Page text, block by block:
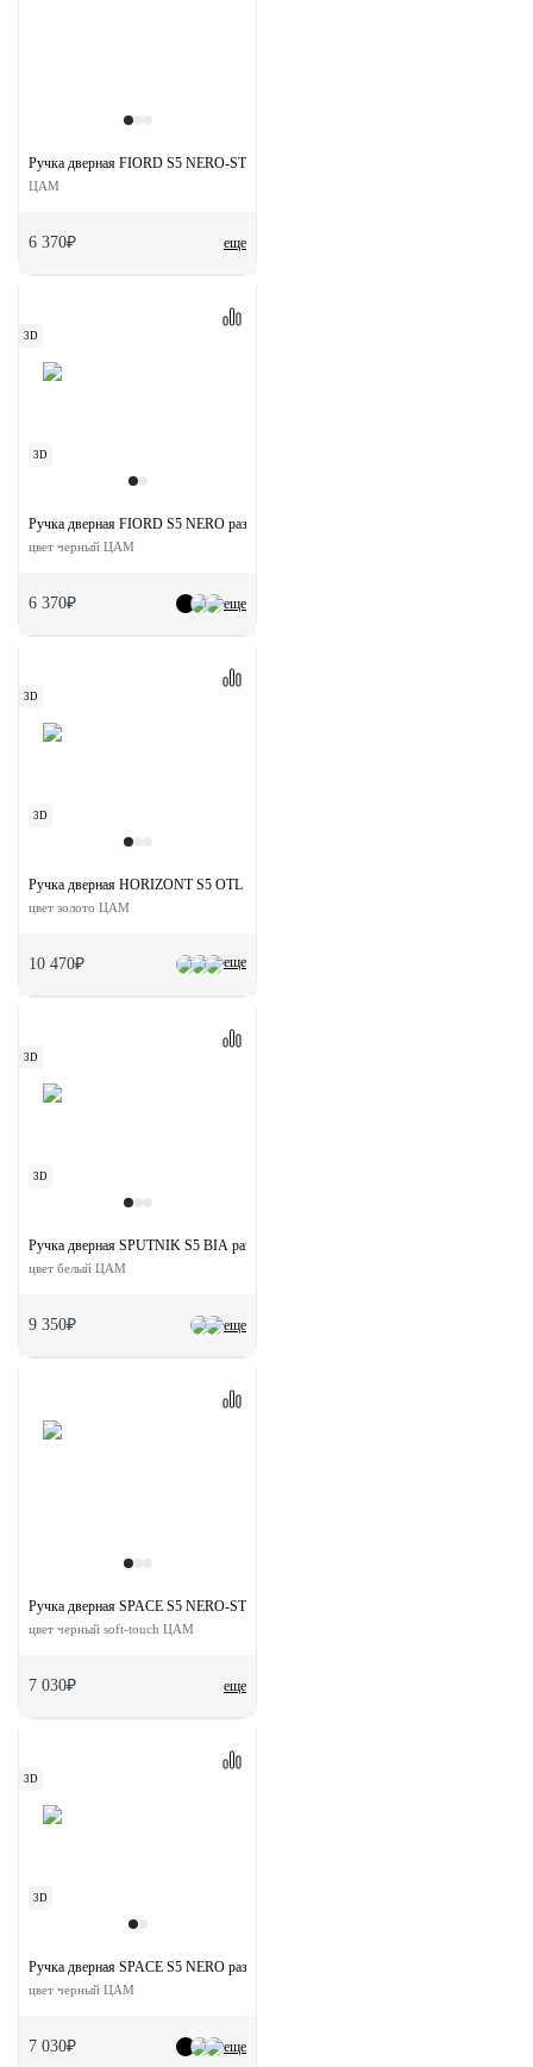
еще
Ручка дверная FIORD S5 NERO-ST на квадратной розетке цвет черный soft-touch
ЦАМ
6 370₽
3D
3D
еще
Ручка дверная FIORD S5 NERO раздельная на квадратной розетке
цвет черный ЦАМ
6 370₽
3D
3D
еще
Ручка дверная HORIZONT S5 OTL раздельная на квадратной розетке
цвет золото ЦАМ
10 470₽
3D
3D
еще
Ручка дверная SPUTNIK S5 BIA раздельная на квадратной розетке
цвет белый ЦАМ
9 350₽
еще
Ручка дверная SPACE S5 NERO-ST на квадратной розетке
цвет черный soft-touch ЦАМ
7 030₽
3D
3D
еще
Ручка дверная SPACE S5 NERO раздельная на квадратной розетке
цвет черный ЦАМ
7 030₽